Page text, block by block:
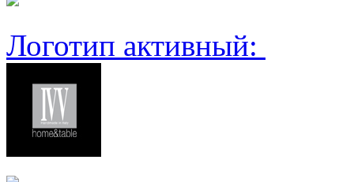
Логотип активный: